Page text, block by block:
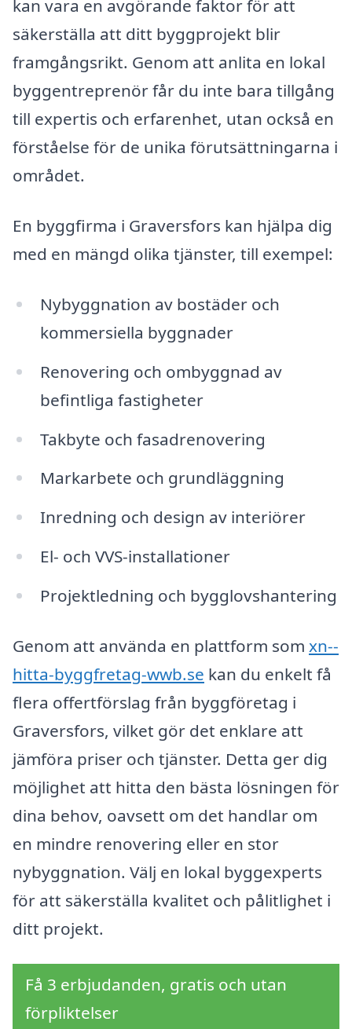
kan vara en avgörande faktor för att
säkerställa att ditt byggprojekt blir
framgångsrikt. Genom att anlita en lokal
byggentreprenör får du inte bara tillgång
till expertis och erfarenhet, utan också en
förståelse för de unika förutsättningarna i
området.
En byggfirma i Graversfors kan hjälpa dig
med en mängd olika tjänster, till exempel:
Nybyggnation av bostäder och
kommersiella byggnader
Renovering och ombyggnad av
befintliga fastigheter
Takbyte och fasadrenovering
Markarbete och grundläggning
Inredning och design av interiörer
El- och VVS-installationer
Projektledning och bygglovshantering
Genom att använda en plattform som xn--
hitta-byggfretag-wwb.se kan du enkelt få
flera offertförslag från byggföretag i
Graversfors, vilket gör det enklare att
jämföra priser och tjänster. Detta ger dig
möjlighet att hitta den bästa lösningen för
dina behov, oavsett om det handlar om
en mindre renovering eller en stor
nybyggnation. Välj en lokal byggexperts
för att säkerställa kvalitet och pålitlighet i
ditt projekt.
Få 3 erbjudanden, gratis och utan
förpliktelser